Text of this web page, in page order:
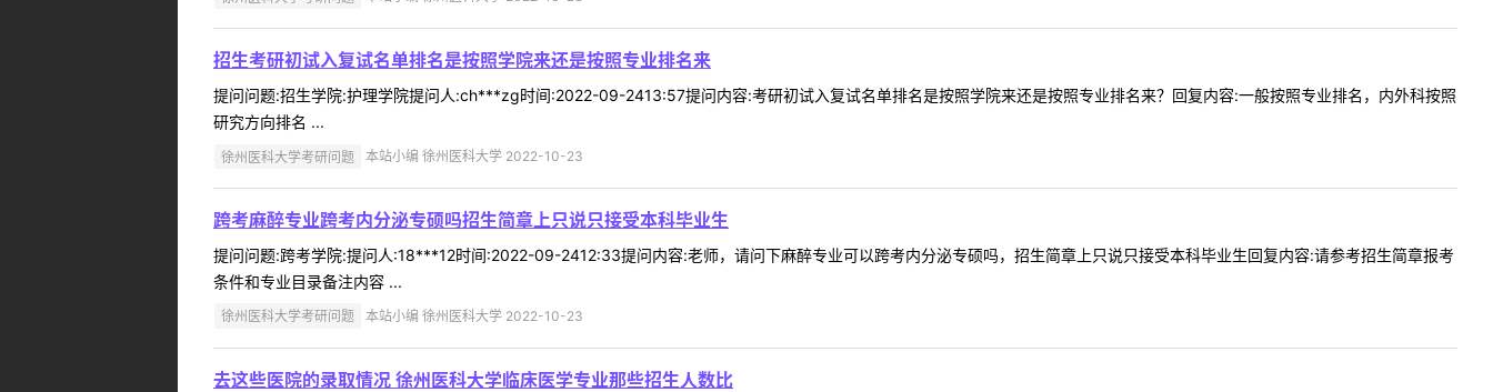
招生考研初试入复试名单排名是按照学院来还是按照专业排名来
提问问题:招生学院:护理学院提问人:ch***zg时间:2022-09-2413:57提问内容:考研初试入复试名单排名是按照学院来还是按照专业排名来？回复内容:一般按照专业排名，内外科按照
研究方向排名 ...
徐州医科大学考研问题 本站小编 徐州医科大学 2022-10-23
跨考麻醉专业跨考内分泌专硕吗招生简章上只说只接受本科毕业生
提问问题:跨考学院:提问人:18***12时间:2022-09-2412:33提问内容:老师，请问下麻醉专业可以跨考内分泌专硕吗，招生简章上只说只接受本科毕业生回复内容:请参考招生简章报考
条件和专业目录备注内容 ...
徐州医科大学考研问题 本站小编 徐州医科大学 2022-10-23
去这些医院的录取情况 徐州医科大学临床医学专业那些招生人数比